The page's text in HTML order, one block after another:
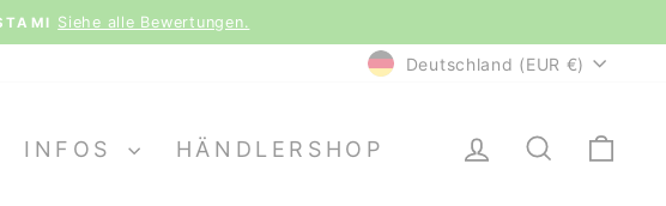
Siehe alle Bewertungen.
WÄHRUNG
Deutschland (EUR €)
INFOS HÄNDLERSHOP EINLOGGEN
SUCHE